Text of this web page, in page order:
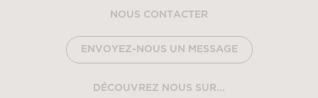
NOUS CONTACTER
ENVOYEZ-NOUS UN MESSAGE
DÉCOUVREZ NOUS SUR...